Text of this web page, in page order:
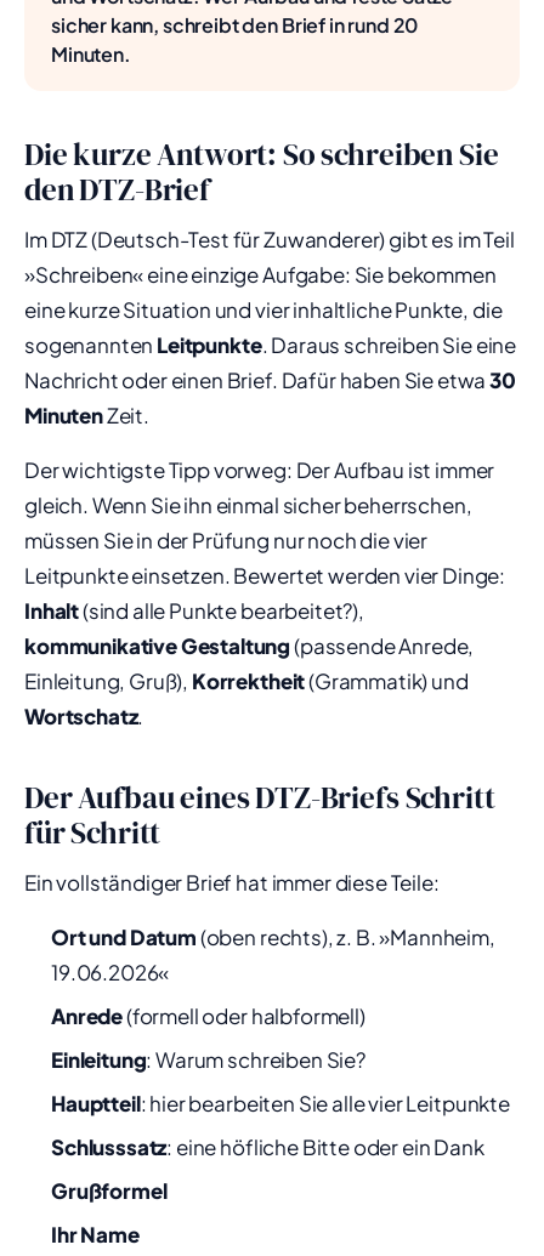
sicher kann, schreibt den Brief in rund 20
Minuten.
Die kurze Antwort: So schreiben Sie
den DTZ-Brief
Im DTZ (Deutsch-Test für Zuwanderer) gibt es im Teil
»Schreiben« eine einzige Aufgabe: Sie bekommen
eine kurze Situation und vier inhaltliche Punkte, die
sogenannten Leitpunkte. Daraus schreiben Sie eine
Nachricht oder einen Brief. Dafür haben Sie etwa30
MinutenZeit.
Der wichtigste Tipp vorweg: Der Aufbau ist immer
gleich. Wenn Sie ihn einmal sicher beherrschen,
müssen Sie in der Prüfung nur noch die vier
Leitpunkte einsetzen. Bewertet werden vier Dinge:
Inhalt(sind alle Punkte bearbeitet?),
kommunikative Gestaltung(passende Anrede,
Einleitung, Gruß), Korrektheit(Grammatik) und
Wortschatz.
Der Aufbau eines DTZ-Briefs Schritt
für Schritt
Ein vollständiger Brief hat immer diese Teile:
Ort und Datum(oben rechts), z. B. »Mannheim,
19.06.2026«
Anrede(formell oder halbformell)
Einleitung: Warum schreiben Sie?
Hauptteil: hier bearbeiten Sie alle vier Leitpunkte
Schlusssatz: eine höfliche Bitte oder ein Dank
Grußformel
Ihr Name